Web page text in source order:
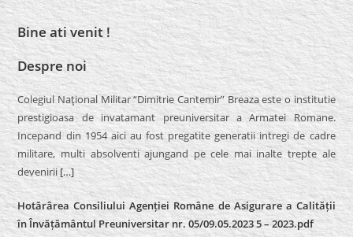
Bine ati venit !
Despre noi
Colegiul Naţional Militar “Dimitrie Cantemir” Breaza este o institutie
prestigioasa de invatamant preuniversitar a Armatei Romane.
Incepand din 1954 aici au fost pregatite generatii intregi de cadre
militare, multi absolventi ajungand pe cele mai inalte trepte ale
devenirii […]
Hotărârea Consiliului Agenției Române de Asigurare a Calității
în Învățământul Preuniversitar nr. 05/09.05.2023 5 – 2023.pdf